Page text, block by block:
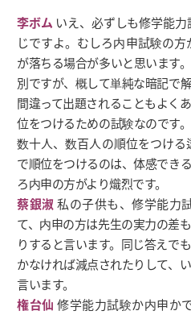
李ボム いえ、必ずしも修学能
じですよ。むしろ内申試験の
が落ちる場合が多いと思います
別ですが、概して単純な暗記で
間違って出題されることもよく
位をつけるための試験なのです
数十人、数百人の順位をつけ
で順位をつけるのは、体感でき
ろ内申の方がより熾烈です。
蔡銀淑 私の子供も、修学能力
て、内申の方は先生の実力の差
りすると言います。同じ答えで
かなければ減点されたりして、
言います。
権台仙 修学能力試験か内申か